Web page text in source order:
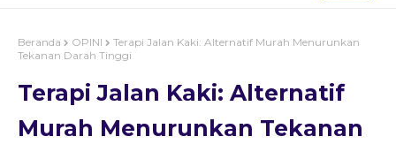
Beranda OPINI
Terapi Jalan Kaki: Alternatif Murah Menurunkan
Tekanan Darah Tinggi
Terapi Jalan Kaki: Alternatif
Murah Menurunkan Tekanan